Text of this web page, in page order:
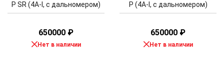
P SR (4A-I, с дальномером)
650000 ₽
Нет в наличии
P (4A-I, с дальномером)
650000 ₽
Нет в наличии